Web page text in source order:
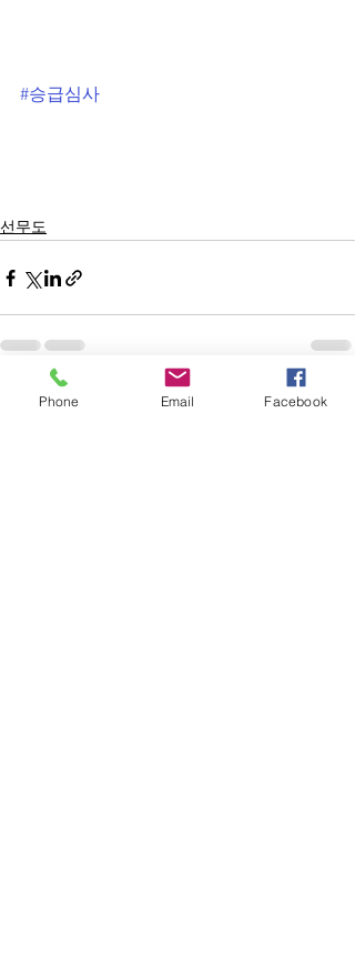
#승급심사
선무도
최근 게시물 전체 보기
Phone Email Facebook